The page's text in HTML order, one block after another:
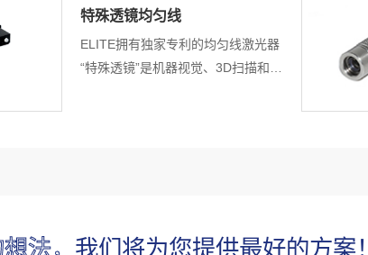
特殊透镜均匀线
ELITE拥有独家专利的均匀线激光器
“特殊透镜”是机器视觉、3D扫描和测
法， 我们将为您提供最好的方案！